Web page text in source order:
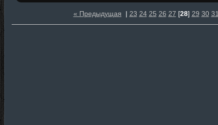
« Предыдущая | 23 24 25 26 27 [28] 29 30